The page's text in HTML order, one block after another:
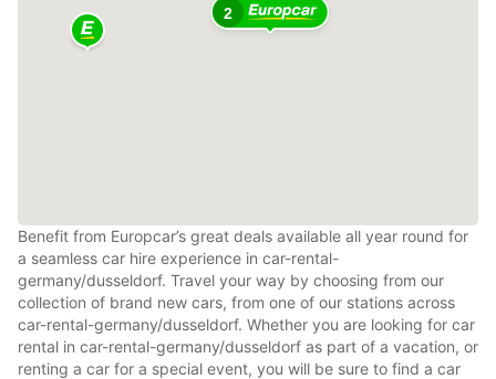
2
Benefit from Europcar’s great deals available all year round for
a seamless car hire experience in car-rental-
germany/dusseldorf. Travel your way by choosing from our
collection of brand new cars, from one of our stations across
car-rental-germany/dusseldorf. Whether you are looking for car
rental in car-rental-germany/dusseldorf as part of a vacation, or
renting a car for a special event, you will be sure to find a car